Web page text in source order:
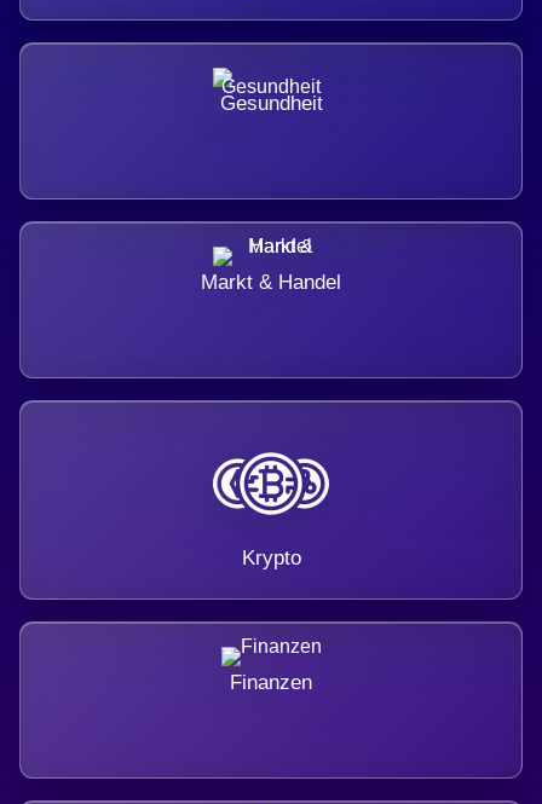
Gesundheit
Markt & Handel
Krypto
Finanzen